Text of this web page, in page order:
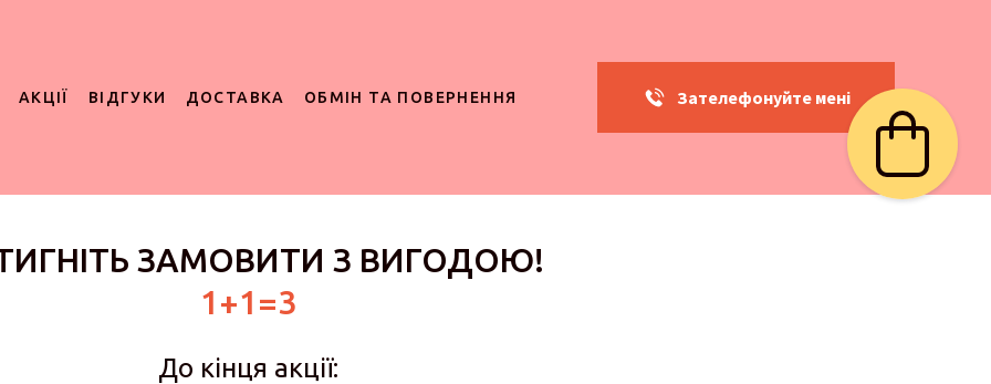
АКЦІЇ ВІДГУКИ ДОСТАВКА ОБМІН ТА ПОВЕРНЕННЯ Зателефонуйте мені
ЗАМОВИТИ З ВИГОДОЮ!
1+1=3
До кінця акції: